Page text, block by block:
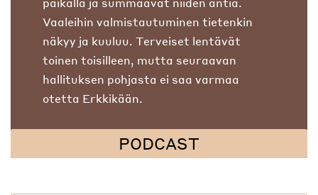
Vaaleihin valmistautuminen tietenkin
näkyy ja kuuluu. Terveiset lentävät
toinen toisilleen, mutta seuraavan
hallituksen pohjasta ei saa varmaa
otetta Erkkikään.
PODCAST